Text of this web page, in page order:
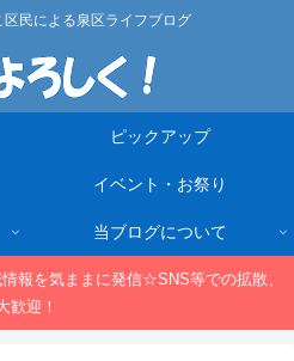
民による泉区ライフブログ
ピックアップ
イベント・お祭り
当ブログについて
報を気ままに発信☆SNS等での拡散、
歓迎！